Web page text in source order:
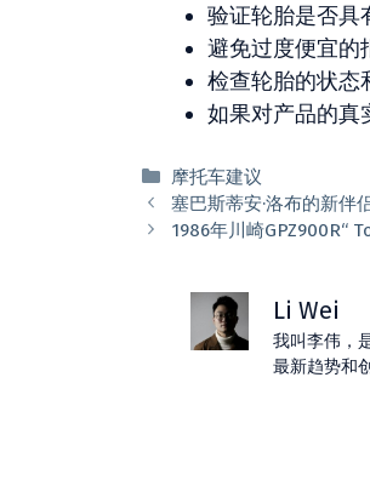
验证轮胎是否具
避免过度便宜的
检查轮胎的状态
如果对产品的真
分
类
摩托车建议
塞巴斯蒂安·洛布的新伴
1986年川崎GPZ900R“
Li Wei
我叫李伟，
最新趋势和